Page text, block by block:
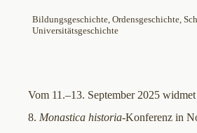
Bildungsgeschichte, Ordensgeschichte,
Universitätsgeschichte
Vom 11.–13. September 2025
8. Monastica historia-Konferenz in